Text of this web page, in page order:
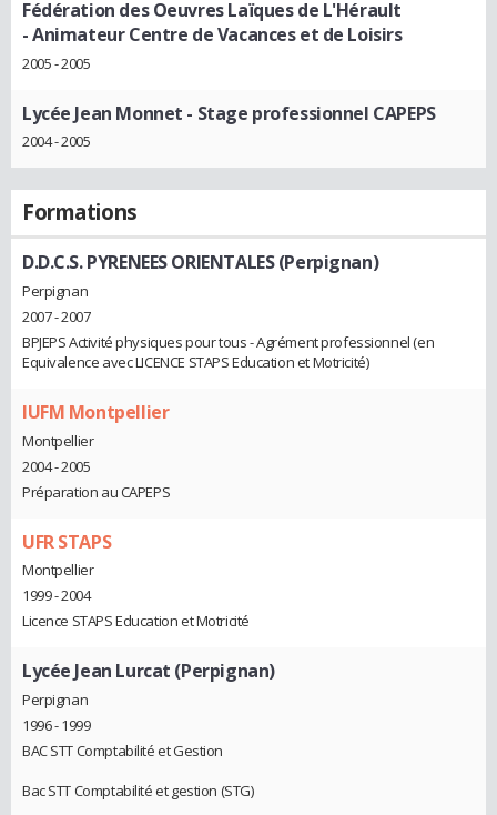
Fédération des Oeuvres Laïques de L'Hérault
- Animateur Centre de Vacances et de Loisirs
2005 - 2005
Lycée Jean Monnet - Stage professionnel CAPEPS
2004 - 2005
Formations
D.D.C.S. PYRENEES ORIENTALES (Perpignan)
Perpignan
2007 - 2007
BPJEPS Activité physiques pour tous - Agrément professionnel (en
Equivalence avec LICENCE STAPS Education et Motricité)
IUFM Montpellier
Montpellier
2004 - 2005
Préparation au CAPEPS
UFR STAPS
Montpellier
1999 - 2004
Licence STAPS Education et Motricité
Lycée Jean Lurcat (Perpignan)
Perpignan
1996 - 1999
BAC STT Comptabilité et Gestion
Bac STT Comptabilité et gestion (STG)